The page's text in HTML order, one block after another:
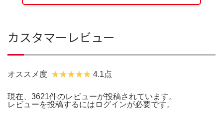
カスタマーレビュー
オススメ度 4.1点
現在、3621件のレビューが投稿されています。
レビューを投稿するには ログインが必要です。